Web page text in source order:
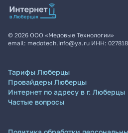
© 2026 ООО «Медовые Технологии»
email: medotech.info@ya.ru ИНН:
Тарифы Люберцы
Провайдеры Люберцы
Интернет по адресу в г. Люберцы
Частые вопросы